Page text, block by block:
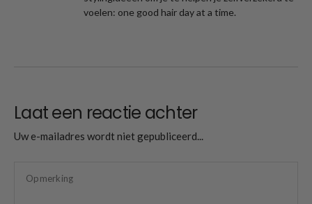
voelen: one good hair day at a time.
Laat een reactie achter
Uw e-mailadres wordt niet gepubliceerd...
Opmerking